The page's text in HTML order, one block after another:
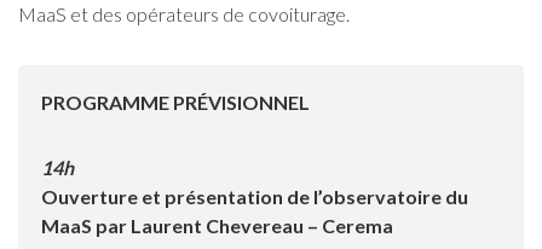
MaaS et des opérateurs de covoiturage.
PROGRAMME PRÉVISIONNEL
14h
Ouverture et présentation de l’observatoire du
MaaS par Laurent Chevereau – Cerema